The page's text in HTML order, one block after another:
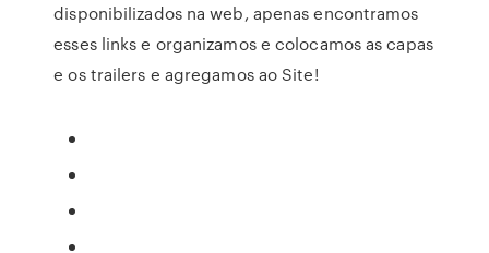
disponibilizados na web, apenas encontramos
esses links e organizamos e colocamos as capas
e os trailers e agregamos ao Site!